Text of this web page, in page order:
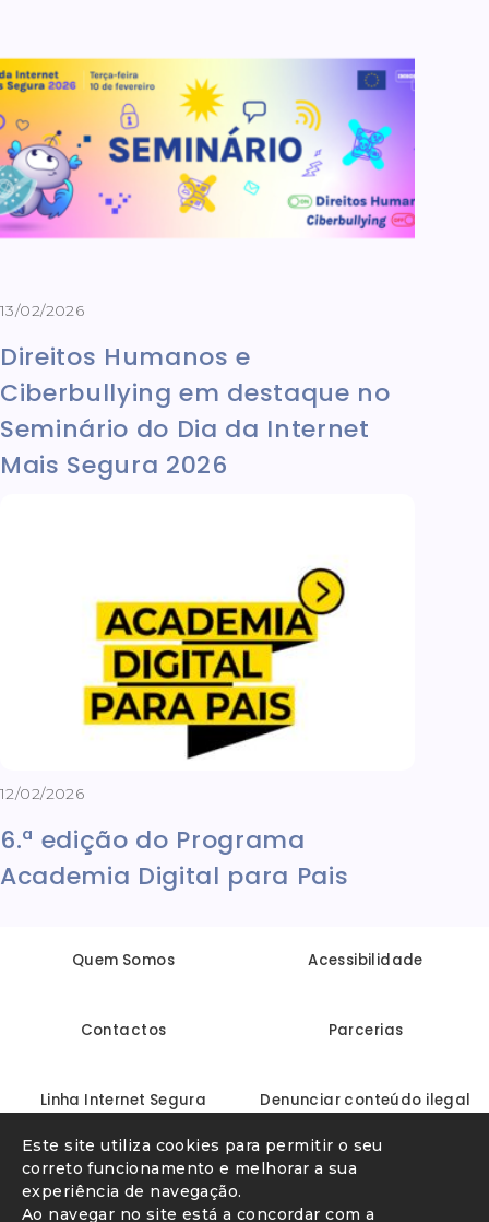
Este site utiliza cookies para permitir o seu
correto funcionamento e melhorar a sua
experiência de navegação.
Ao navegar no site está a concordar com a
13/02/2026
Direitos Humanos e
Ciberbullying em destaque no
Seminário do Dia da Internet
Mais Segura 2026
12/02/2026
6.ª edição do Programa
Academia Digital para Pais
Quem Somos Acessibilidade
Contactos Parcerias
Linha Internet Segura Denunciar conteúdo ilegal